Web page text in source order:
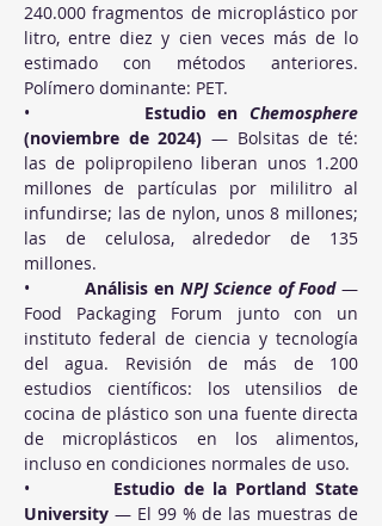
240.000 fragmentos de microplástico por
litro, entre diez y cien veces más de lo
estimado con métodos anteriores.
Polímero dominante: PET.
• Estudio en Chemosphere
(noviembre de 2024) — Bolsitas de té:
las de polipropileno liberan unos 1.200
millones de partículas por mililitro al
infundirse; las de nylon, unos 8 millones;
las de celulosa, alrededor de 135
millones.
• Análisis en NPJ Science of Food —
Food Packaging Forum junto con un
instituto federal de ciencia y tecnología
del agua. Revisión de más de 100
estudios científicos: los utensilios de
cocina de plástico son una fuente directa
de microplásticos en los alimentos,
incluso en condiciones normales de uso.
• Estudio de la Portland State
University — El 99 % de las muestras de